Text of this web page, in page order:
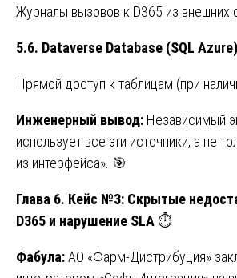
Журналы вызовов к D365 из внешних
5.6. Dataverse Database (SQL Azure)
Прямой доступ к таблицам (при
Инженерный вывод: Независимый
использует все эти источники, а не
из интерфейса». 🎯
Глава 6. Кейс №3: Скрытые
D365 и нарушение SLA⏱️
Фабула:АО «Фарм-Дистрибуция»